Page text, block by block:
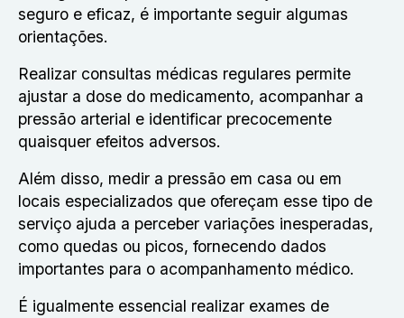
seguro e eficaz, é importante seguir algumas
orientações.
Realizar consultas médicas regulares permite
ajustar a dose do medicamento, acompanhar a
pressão arterial e identificar precocemente
quaisquer efeitos adversos.
Além disso, medir a pressão em casa ou em
locais especializados que ofereçam esse tipo de
serviço ajuda a perceber variações inesperadas,
como quedas ou picos, fornecendo dados
importantes para o acompanhamento médico.
É igualmente essencial realizar exames de